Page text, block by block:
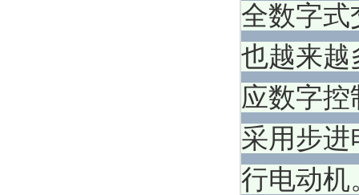
全数字式
也越来越
应数字
采用步进
行电动机